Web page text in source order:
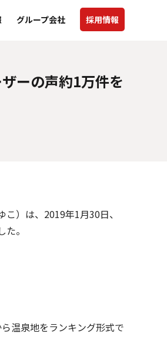
グループ会社 採用情報
ーの声約1万件を
）は、2019年1月30日、
。
温泉地をランキング形式で